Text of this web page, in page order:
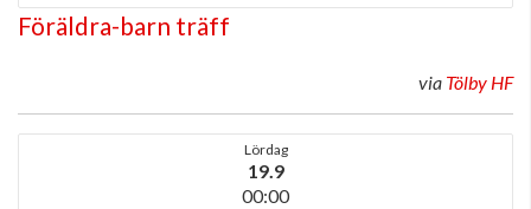
Föräldra-barn träff
via Tölby HF
Lördag
19.9
00:00